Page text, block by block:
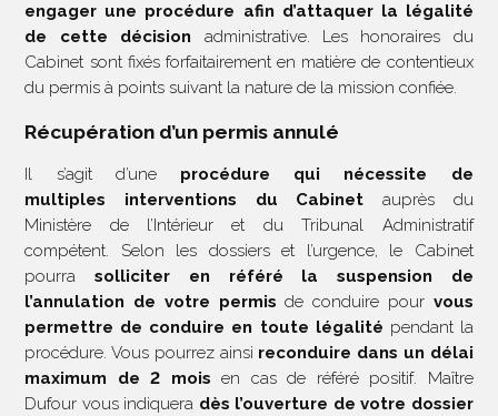
engager une procédure afin d’attaquer la légalité
de cette décision administrative. Les honoraires du
Cabinet sont fixés forfaitairement en matière de contentieux
du permis à points suivant la nature de la mission confiée.
Récupération d’un permis annulé
Il s’agit d’une procédure qui nécessite de
multiples interventions du Cabinet auprès du
Ministère de l’Intérieur et du Tribunal Administratif
compétent. Selon les dossiers et l’urgence, le Cabinet
pourrasolliciter en référé la suspension de
l’annulation de votre permis de conduire pour vous
permettre de conduire en toute légalité pendant la
procédure. Vous pourrez ainsi reconduire dans un délai
maximum de 2 mois en cas de référé positif. Maître
Dufour vous indiquera dès l’ouverture de votre dossier